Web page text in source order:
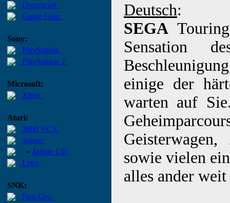
Dreamcast
Game Gear
Sony:
PlayStation
PlayStation 2
Microsoft:
Xbox
Atari:
2600 VCS
Jaguar
» Jaguar CD
Lynx
SNK:
Neo Geo
Deutsch:
SEGA
Sensation
einige der
warten auf
sowie vielen
alles ander